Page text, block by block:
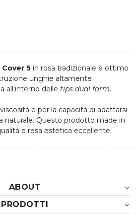
5 in rosa tradizionale è ottimo
unghie altamente
all'interno delle tips dual form.
e per la capacità di adattarsi
naturale. Questo prodotto made in
e resa estetica eccellente.
ABOUT
PRODOTTI